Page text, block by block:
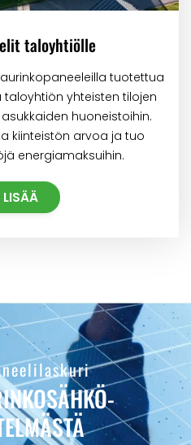
taloyhtiölle
tuotettua
yhteisten tilojen
huoneistoihin.
kiinteistön arvoa ja tuo
energiamaksuihin.
LISÄÄ